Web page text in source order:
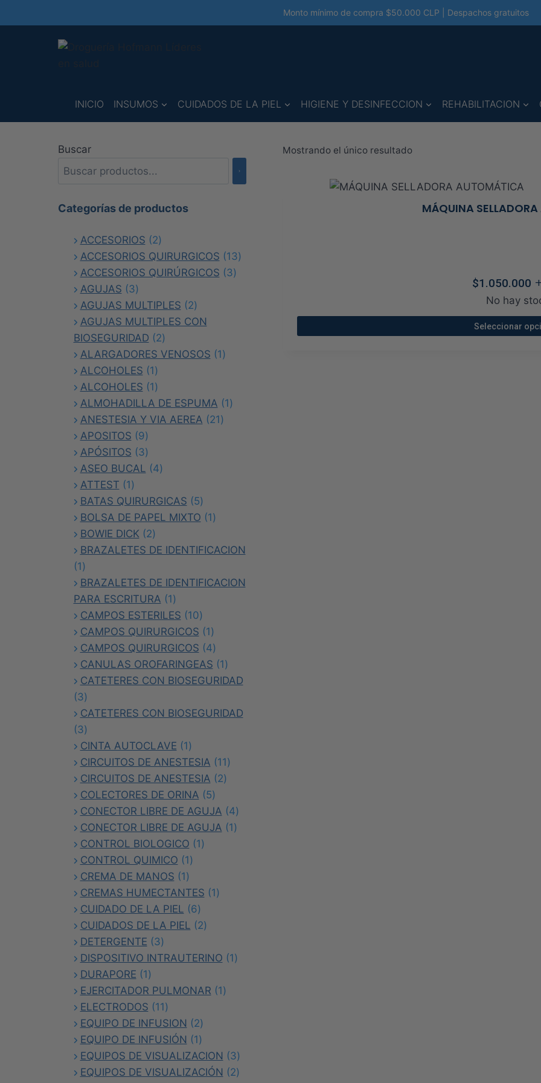
al
Monto mínimo de compra $50.000 CLP | Despachos gratuitos
INICIO INSUMOS CUIDADOS DE LA PIEL HIGIENE Y DESINFECCION REHABILITACION
Mostrando el único resultado
MÁQUINA
$1.050.000
No hay
Seleccionar
Buscar
Categorías de productos
ACCESORIOS 22
productos
ACCESORIOS QUIRURGICOS 1313
ACCESORIOS QUIRÚRGICOS 33
AGUJAS 33
productos
AGUJAS MULTIPLES 22
productos
AGUJAS MULTIPLES CON
BIOSEGURIDAD
22
productos
ALARGADORES VENOSOS 11
ALCOHOLES 11
producto
ALCOHOLES 11
producto
ALMOHADILLA DE ESPUMA 11
ANESTESIA Y VIA AEREA 2121
APOSITOS 99
productos
APÓSITOS 33
productos
ASEO BUCAL 44
ATTEST 11
producto
BATAS QUIRURGICAS 55
productos
BOLSA DE PAPEL MIXTO 11
BOWIE DICK 22
productos
BRAZALETES DE IDENTIFICACION
11
producto
BRAZALETES DE IDENTIFICACION
PARA ESCRITURA
11
producto
CAMPOS ESTERILES 1010
productos
CAMPOS QUIRURGICOS 11
producto
CAMPOS QUIRURGICOS 44
productos
CANULAS OROFARINGEAS 11
producto
CATETERES CON BIOSEGURIDAD
33
productos
CATETERES CON BIOSEGURIDAD
33
productos
CINTA AUTOCLAVE 11
producto
CIRCUITOS DE ANESTESIA 1111
productos
CIRCUITOS DE ANESTESIA 22
COLECTORES DE ORINA 55
productos
CONECTOR LIBRE DE AGUJA 44
productos
CONECTOR LIBRE DE AGUJA 11
CONTROL BIOLOGICO 11
CONTROL QUIMICO 11
producto
CREMA DE MANOS 11
producto
CREMAS HUMECTANTES 11
CUIDADO DE LA PIEL 66
productos
CUIDADOS DE LA PIEL 22
DETERGENTE 33
productos
DISPOSITIVO INTRAUTERINO 11
DURAPORE 11
producto
EJERCITADOR PULMONAR 11
ELECTRODOS 1111
productos
EQUIPO DE INFUSION 22
productos
EQUIPO DE INFUSIÓN 11
producto
EQUIPOS DE VISUALIZACION 33
productos
EQUIPOS DE VISUALIZACIÓN 22